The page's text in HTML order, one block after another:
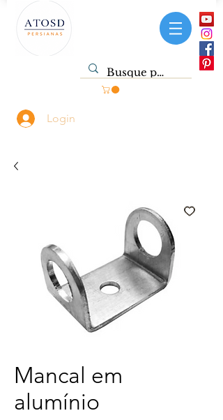
Login
Mancal em
alumínio